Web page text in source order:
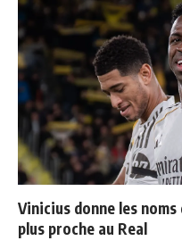
Vinicius donne les
plus proche au Real